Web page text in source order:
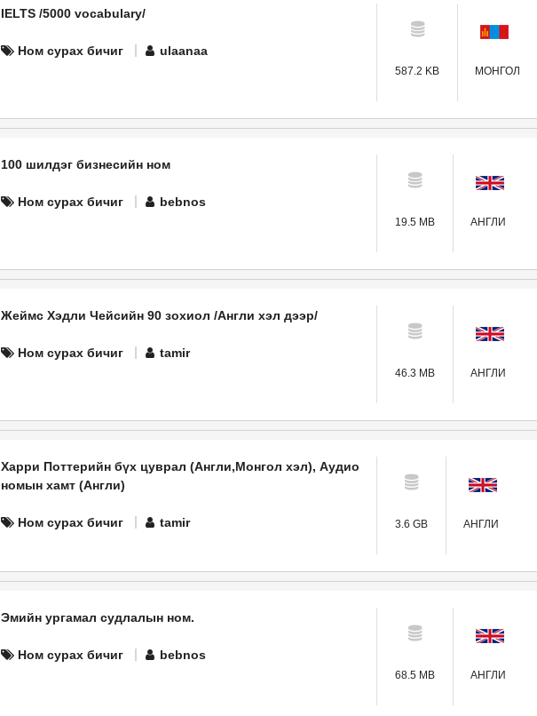
IELTS /5000 vocabulary/
Ном сурах бичиг ulaanaa
587.2 KB МОНГОЛ
100 шилдэг бизнесийн ном
Ном сурах бичиг bebnos
19.5 MB АНГЛИ
Жеймс Хэдли Чейсийн 90 зохиол /Англи хэл дээр/
Ном сурах бичиг tamir
46.3 MB АНГЛИ
Харри Поттерийн бүх цуврал (Англи,Монгол хэл), Аудио
номын хамт (Англи)
Ном сурах бичиг tamir 3.6 GB АНГЛИ
Эмийн ургамал судлалын ном.
Ном сурах бичиг bebnos
68.5 MB АНГЛИ